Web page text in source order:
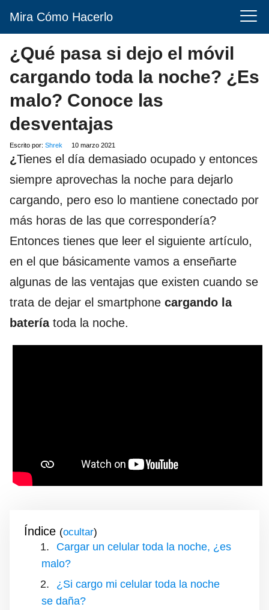
Mira Cómo Hacerlo
¿Qué pasa si dejo el móvil
cargando toda la noche? ¿Es
malo? Conoce las
desventajas
Escrito por: Shrek 10 marzo 2021
¿Tienes el día demasiado ocupado y entonces
siempre aprovechas la noche para dejarlo
cargando, pero eso lo mantiene conectado por
más horas de las que correspondería?
Entonces tienes que leer el siguiente artículo,
en el que básicamente vamos a enseñarte
algunas de las ventajas que existen cuando se
trata de dejar el smartphone cargando la
bateríatoda la noche.
Índice ( )
Cargar un celular toda la noche, ¿es
malo?
¿Si cargo mi celular toda la noche
se daña?